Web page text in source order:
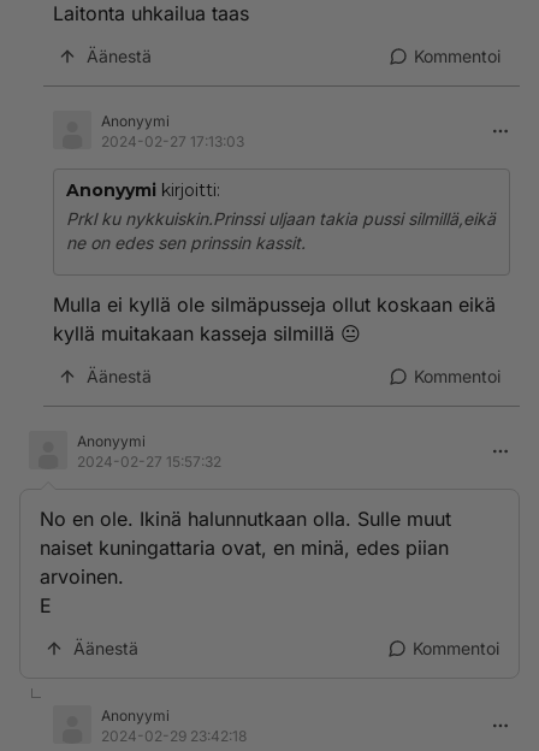
Laitonta uhkailua taas
Äänestä Kommentoi
Anonyymi
2024-02-27 17:13:03
Anonyymi kirjoitti:
Prkl ku nykkuiskin.Prinssi uljaan takia pussi silmillä,eikä
ne on edes sen prinssin kassit.
Mulla ei kyllä ole silmäpusseja ollut koskaan eikä
kyllä muitakaan kasseja silmillä 😐
Äänestä Kommentoi
Anonyymi
2024-02-27 15:57:32
No en ole. Ikinä halunnutkaan olla. Sulle muut
naiset kuningattaria ovat, en minä, edes piian
arvoinen.
E
Äänestä Kommentoi
Anonyymi
2024-02-29 23:42:18